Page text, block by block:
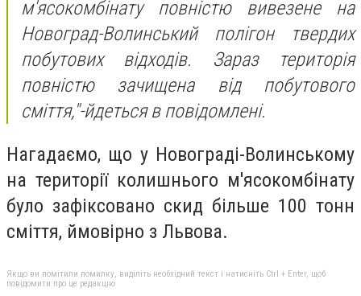
м'ясокомбінату повністю вивезене на
Новоград-Волинський полігон твердих
побутових відходів. Зараз територія
повністю зачищена від побутового
сміття,"-йдеться в повідомлені.
Нагадаємо, що у Новограді-Волинському
на території колишнього м'ясокомбінату
було зафіксовано скид більше 100 тонн
сміття, ймовірно з Львова.
Якщо ви помітили помилку, виділіть необхідний текст і натисніть Ctrl + Enter, щоб
повідомити про це редакцію